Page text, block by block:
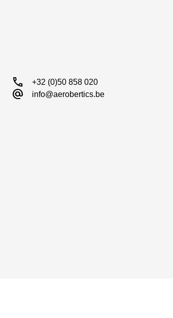
call +32 (0)50 858 020
alternate_email info@aerobertics.be